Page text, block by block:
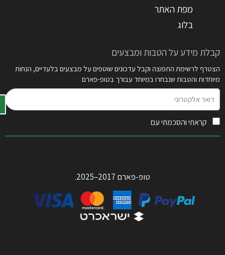
מפת האתר
בלוג
קבלת מידע על הטבות ומבצעים
הצטרף לרשימת התפוצה וקבל עדכונים שוטפים על מבצעים בלעדיים, הנחות
מיוחדות והטבות שנבחרו במיוחד עבורך בטופ-פארם
אלקטרוני
קראתי והסכמתי עם
טופ-פארם 2017–2025.